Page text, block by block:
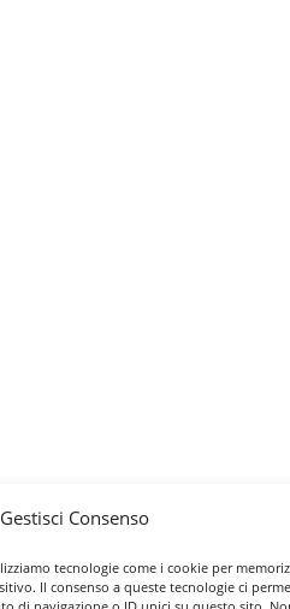
Gestisci Consenso
tecnologie come i cookie per
Il consenso a queste tecnologie ci